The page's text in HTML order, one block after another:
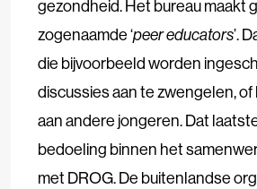
gezondheid. Het bureau maakt
zogenaamde ‘peer educators’.
die bijvoorbeeld worden
discussies aan te zwengelen,
aan andere jongeren. Dat
bedoeling binnen het
met DROG. De buitenlandse